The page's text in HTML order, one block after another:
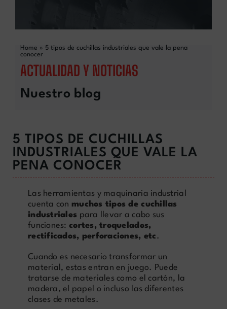
Home » 5 tipos de cuchillas industriales que vale la pena
conocer
ACTUALIDAD Y NOTICIAS
Nuestro blog
5 TIPOS DE CUCHILLAS
INDUSTRIALES QUE VALE LA
PENA CONOCER
Las herramientas y maquinaria industrial
cuenta con muchos tipos de cuchillas
industriales para llevar a cabo sus
funciones: cortes, troquelados,
rectificados, perforaciones, etc.
Cuando es necesario transformar un
material, estas entran en juego. Puede
tratarse de materiales como el cartón, la
madera, el papel o incluso las diferentes
clases de metales.